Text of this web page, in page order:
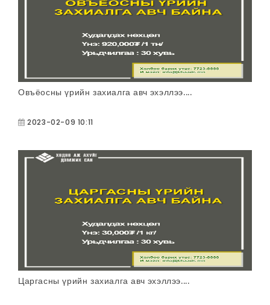
Овъёосны үрийн захиалга авч эхэллээ....
2023-02-09 10:11
Царгасны үрийн захиалга авч эхэллээ....